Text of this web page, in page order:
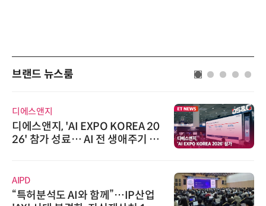
브랜드 뉴스룸
디에스앤지
디에스앤지, 'AI EXPO KOREA 20
26' 참가 성료… AI 전 생애주기 아
AIPD
“특허분석도 AI와 함께”…IP산업